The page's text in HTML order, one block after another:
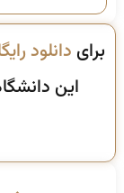
برای دانلود
این